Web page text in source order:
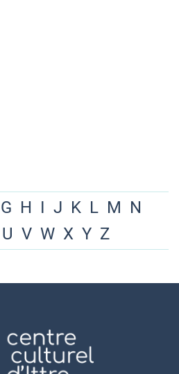
G H I J K L M N
U V W X Y Z